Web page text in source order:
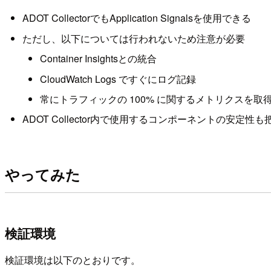
ADOT CollectorでもApplication Signalsを使用できる
ただし、以下については行われないため注意が必要
Container Insightsとの統合
CloudWatch Logs ですぐにログ記録
常にトラフィックの 100% に関するメトリクスを取
ADOT Collector内で使用するコンポーネントの安定性も
やってみた
検証環境
検証環境は以下のとおりです。